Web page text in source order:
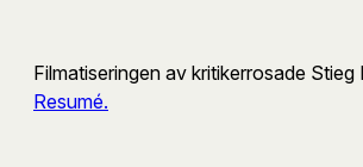
Filmatiseringen av kritikerrosade
Resumé.